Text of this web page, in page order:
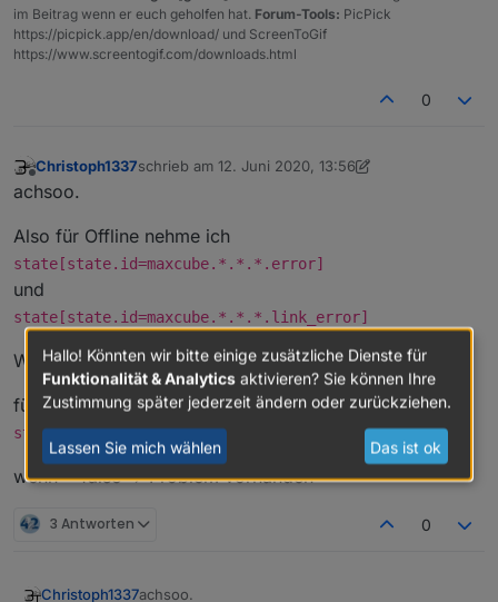
im Beitrag wenn er euch geholfen hat. Forum-Tools: PicPick
https://picpick.app/en/download/ und ScreenToGif
https://www.screentogif.com/downloads.html
0
Offline
Christoph1337schrieb am 12. Juni 2020, 13:56
zuletzt editiert von Christoph1337
achsoo.
Also für Offline nehme ich
state[state.id=maxcube.*.*.*.error]
und
state[state.id=maxcube.*.*.*.link_error]
Wenn = true -> nicht errreichbar
für Problem
state[state.id=maxcube.*.*.*.working]
wenn = false -> Problem vorhanden
3 Antworten 0
Christoph1337achsoo.
Hallo! Könnten wir bitte einige zusätzliche Dienste für
Funktionalität & Analytics aktivieren? Sie können Ihre
Zustimmung später jederzeit ändern oder zurückziehen.
Lassen Sie mich wählen Das ist ok